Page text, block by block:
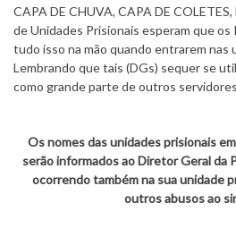
CAPA DE CHUVA, CAPA DE
de Unidades Prisionais esperam que os
tudo isso na mão quando entrarem nas
Lembrando que tais (DGs) sequer se
como grande parte de outros
Os nomes das unidades prisionais
serão informados ao Diretor Geral da
ocorrendo também na sua unidade
outros abusos ao